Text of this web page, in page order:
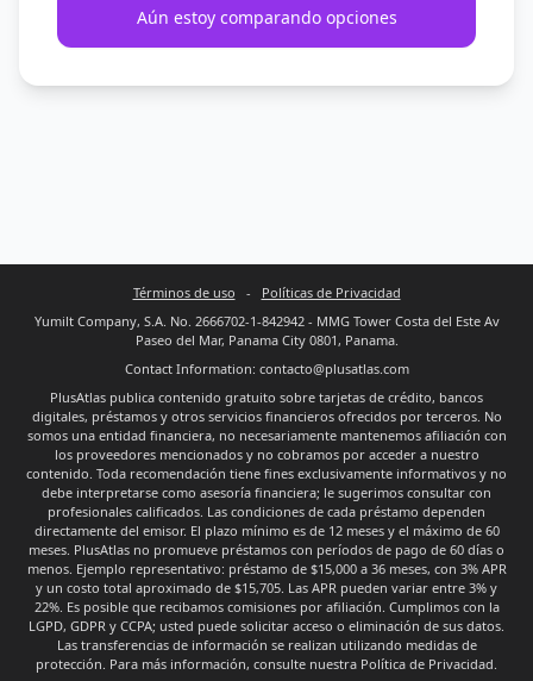
Aún estoy comparando opciones
Términos de uso - Políticas de Privacidad
Yumilt Company, S.A. No. 2666702-1-842942 - MMG Tower Costa del Este Av
Paseo del Mar, Panama City 0801, Panama.
Contact Information: contacto@plusatlas.com
PlusAtlas publica contenido gratuito sobre tarjetas de crédito, bancos
digitales, préstamos y otros servicios financieros ofrecidos por terceros. No
somos una entidad financiera, no necesariamente mantenemos afiliación con
los proveedores mencionados y no cobramos por acceder a nuestro
contenido. Toda recomendación tiene fines exclusivamente informativos y no
debe interpretarse como asesoría financiera; le sugerimos consultar con
profesionales calificados. Las condiciones de cada préstamo dependen
directamente del emisor. El plazo mínimo es de 12 meses y el máximo de 60
meses. PlusAtlas no promueve préstamos con períodos de pago de 60 días o
menos. Ejemplo representativo: préstamo de $15,000 a 36 meses, con 3% APR
y un costo total aproximado de $15,705. Las APR pueden variar entre 3% y
22%. Es posible que recibamos comisiones por afiliación. Cumplimos con la
LGPD, GDPR y CCPA; usted puede solicitar acceso o eliminación de sus datos.
Las transferencias de información se realizan utilizando medidas de
protección. Para más información, consulte nuestra Política de Privacidad.